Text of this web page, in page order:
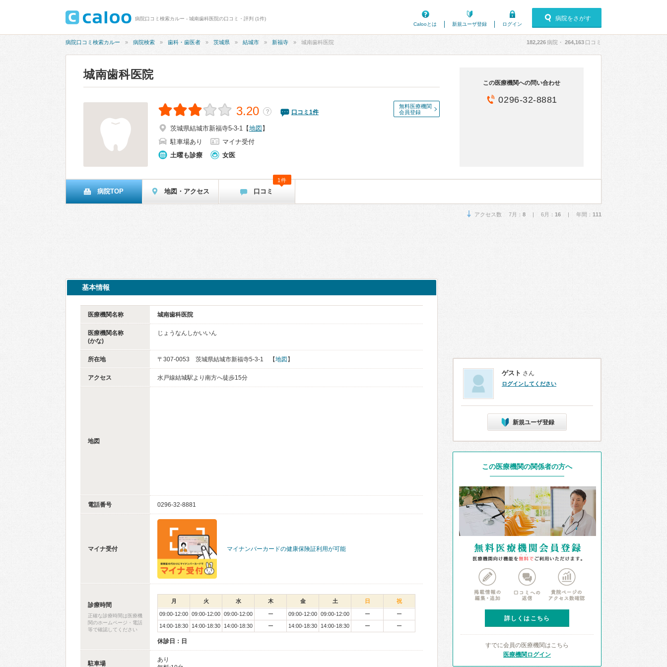
病院口コミ検索カルー - 城南歯科医院の口コミ・評判 (1件)
Calooとは
新規ユーザ登録 ログイン
病院をさがす
病院口コミ検索カルー 病院検索 歯科・歯医者 茨城県 結城市 新福寺 城南歯科医院 182,226病院・ 264,163 口コミ
城南歯科医院
無料医療機関
会員登録
3.20 ？ 口コミ 1件
茨城県結城市新福寺5-3-1 【地図 】
駐車場あり
マイナ受付
土曜も診療
女医
この医療機関への問い合わせ
0296-32-8881
病院TOP 地図・アクセス 口コミ
1件
アクセス数 7月： 8 | 6月： 16 | 年間： 111
基本情報
医療機関名称 城南歯科医院
医療機関名称
(かな)
じょうなんしかいいん
所在地 〒307-0053 茨城県結城市新福寺5-3-1 【地図 】
アクセス 水戸線結城駅より南方へ徒歩15分
地図
電話番号 0296-32-8881
マイナ受付 マイナンバーカードの健康保険証利用が可能
診療時間
正確な診療時間は医療機
関のホームページ・電話
等で確認してください
月 火 水 木 金 土 日 祝
09:00-12:00 09:00-12:00 09:00-12:00 ー 09:00-12:00 09:00-12:00 ー
ー
14:00-18:30
14:00-18:30 14:00-18:30 ー 14:00-18:30 14:00-18:30 ー ー
休診日：日
駐車場
あり
ゲスト さん
ログインしてください
新規ユーザ登録
この医療機関の関係者の方へ
詳しくはこちら
すでに会員の医療機関はこちら
医療機関ログイン